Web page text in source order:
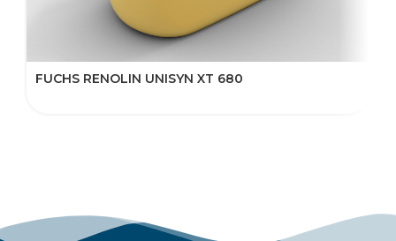
FUCHS RENOLIN UNISYN XT 680